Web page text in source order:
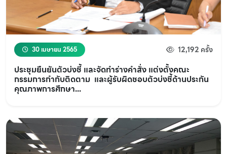
30 เมษายน 2565 12,192 ครั้ง
ประชุมยืนยันตัวบ่งชี้ และจัดทำร่างคำสั่ง แต่งตั้งคณะ
กรรมการกำกับติดตาม และผู้รับผิดชอบตัวบ่งชี้ด้านประกัน
คุณภาพการศึกษา...